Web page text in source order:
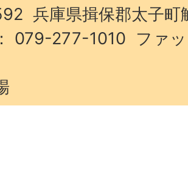
兵庫県揖保郡太子町
079-277-1010 ファ